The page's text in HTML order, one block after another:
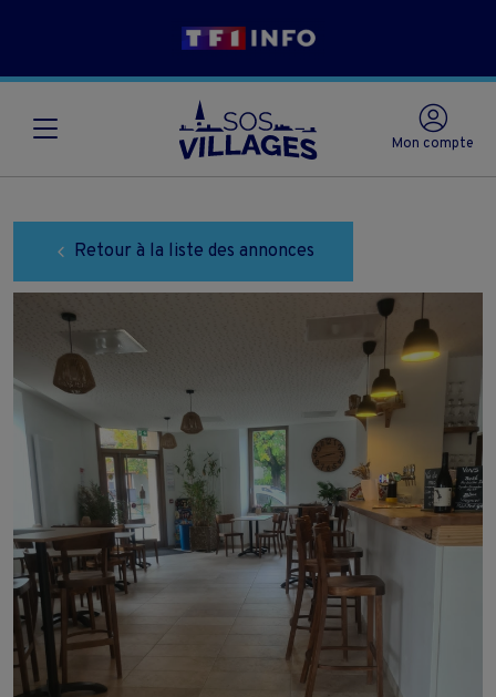
Mon compte
Retour à la liste des annonces